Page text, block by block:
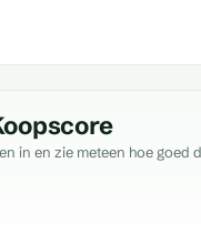
in en zie meteen hoe